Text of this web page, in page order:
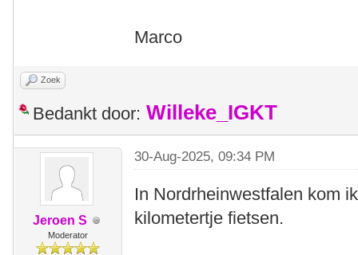
Marco
Zoek
Bedankt door: Willeke_IGKT
Jeroen S
Moderator
30-Aug-2025, 09:34 PM
In Nordrheinwestfalen kom
kilometertje fietsen.